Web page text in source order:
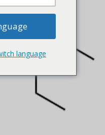
language